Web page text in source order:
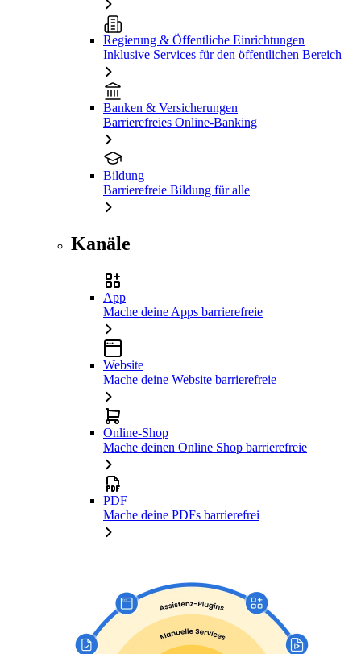
Regierung & Öffentliche Einrichtungen
Inklusive Services für den öffentlichen Bereich
Banken & Versicherungen
Barrierefreies Online-Banking
Bildung
Barrierefreie Bildung für alle
Kanäle
App
Mache deine Apps barrierefreie
Website
Mache deine Website barrierefreie
Online-Shop
Mache deinen Online Shop barrierefreie
PDF
Mache deine PDFs barrierefrei